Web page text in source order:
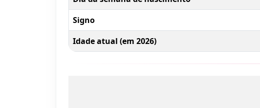
Signo
Idade atual (em 2026)